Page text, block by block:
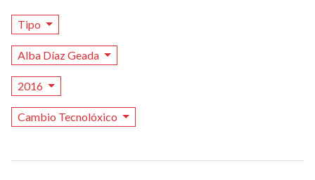
Tipo
Alba Díaz Geada
2016
Cambio Tecnolóxico